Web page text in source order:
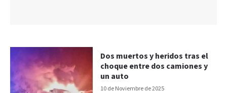
10 de Noviembre de 2025
Dos muertos y heridos tras el
choque entre dos camiones y
un auto